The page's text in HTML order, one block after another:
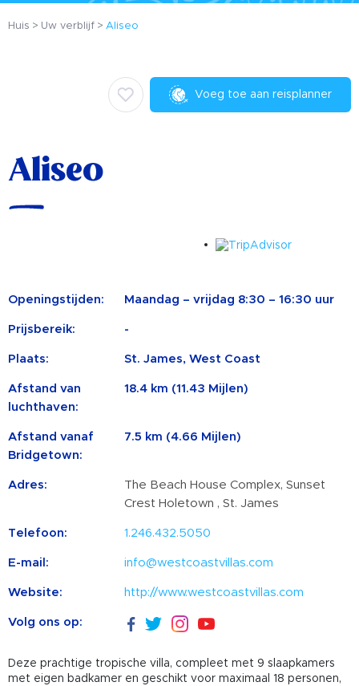
Huis Uw verblijf Aliseo
Voeg toe aan reisplanner
Aliseo
Openingstijden: Maandag – vrijdag 8:30 – 16:30 uur
Prijsbereik: -
Plaats: St. James, West Coast
Afstand van
luchthaven:
18.4 km (11.43 Mijlen)
Afstand vanaf
Bridgetown:
7.5 km (4.66 Mijlen)
Adres:
The Beach House Complex, Sunset
Crest Holetown , St. James
Telefoon: 1.246.432.5050
E-mail: info@westcoastvillas.com
Website: http://www.westcoastvillas.com
Volg ons op:
Deze prachtige tropische villa, compleet met 9 slaapkamers
met eigen badkamer en geschikt voor maximaal 18 personen,